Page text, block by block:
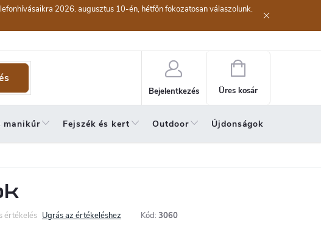
2026. augusztus 10-én, hétfőn fokozatosan válaszolunk.
Bejelentkezés
Kosár
Üres kosár
manikűr Fejszék és kert Outdoor Újdonságok
értékelés Ugrás az értékeléshez Kód: 3060